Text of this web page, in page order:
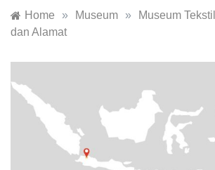
Home » Museum »
Museum
dan Alamat